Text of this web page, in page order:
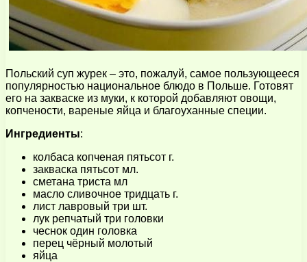
Польский суп журек – это, пожалуй, самое пользующееся
популярностью национальное блюдо в Польше. Готовят
его на закваске из муки, к которой добавляют овощи,
копчености, вареные яйца и благоуханные специи.
Ингредиенты:
колбаса копченая пятьсот г.
закваска пятьсот мл.
сметана триста мл
масло сливочное тридцать г.
лист лавровый три шт.
лук репчатый три головки
чеснок один головка
перец чёрный молотый
яйца